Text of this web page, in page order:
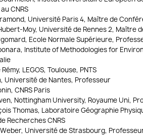
CNRS
Université Paris 4, Maître de
Moy, Université de Rennes 2, Maître
Ecole Normale Supérieure,
Institute of Methodologies for
LEGOS, Toulouse, PNTS
Université de Nantes, Professeur
CNRS Paris
Nottingham University, Royaume Uni,
Thomas, Laboratoire Géographie
Recherches CNRS
Université de Strasbourg,